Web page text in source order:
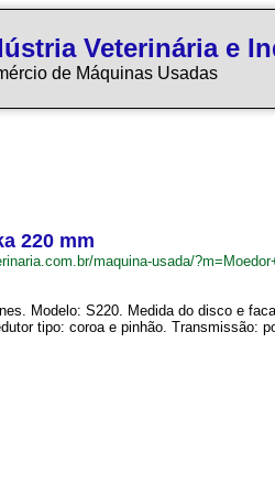
Veterinária e
de Máquinas Usadas
220 mm
maquina-usada/
Modelo: S220. Medida do disco e
tipo: coroa e pinhão. Transmissão: